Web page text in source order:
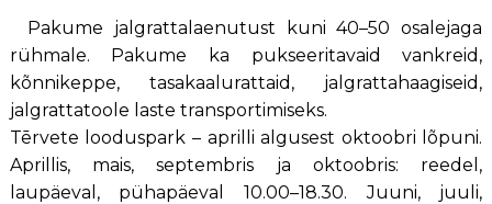
Pakume jalgrattalaenutust kuni 40–50 osalejaga
rühmale. Pakume ka pukseeritavaid vankreid,
kõnnikeppe, tasakaalurattaid, jalgrattahaagiseid,
jalgrattatoole laste transportimiseks.
Tērvete looduspark – aprilli algusest oktoobri lõpuni.
Aprillis, mais, septembris ja oktoobris: reedel,
laupäeval, pühapäeval 10.00–18.30. Juuni, juuli,